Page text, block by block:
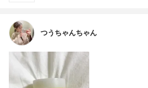
つうちゃんちゃん